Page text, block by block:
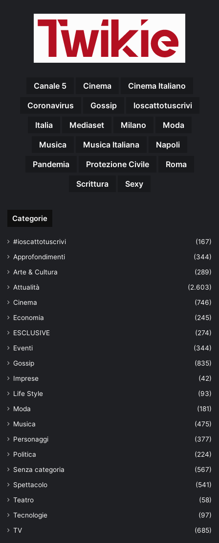
Canale 5 Cinema
Cinema Italiano
Coronavirus
Gossip
Ioscattotuscrivi
Italia
Mediaset Milano
Moda
Musica
Musica Italiana
Napoli
Pandemia
Protezione Civile
Roma
Scrittura
Sexy
Categorie
#ioscattotuscrivi
(167)
Approfondimenti
(344)
Arte & Cultura
(289)
Attualità
(2.603)
Cinema
(746)
Economia
(245)
ESCLUSIVE
(274)
Eventi
(344)
Gossip
(835)
Imprese
(42)
Life Style
(93)
Moda
(181)
Musica
(475)
Personaggi
(377)
Politica
(224)
Senza categoria
(567)
Spettacolo
(541)
Teatro
(58)
Tecnologie
(97)
TV
(685)